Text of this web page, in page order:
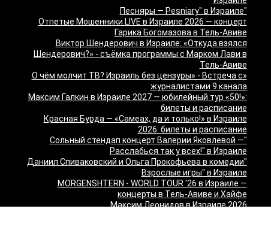
"Песняры — Pesniary" в Израиле
Отпетые Мошенники LIVE в Израиле 2026 — концерт
Гарика Богомазова в Тель-Авиве
Виктор Шендерович в Израиле: «Откуда взялся
Шендерович?» - съёмка программы с Марком Лави в
Тель-Авиве
«О чём молчит ТВ? Израиль без цензуры» - Встреча с
журналистами 9 канала
Максим Галкин в Израиле 2027 — юбилейный тур «50!»:
билеты и расписание
Красная Бурда — «Самеах, да и только!» в Израиле
2026: билеты и расписание
"Сольный стендап концерт Валерии Яковлевой —
Расслабься так у всех!" в Израиле
"Даниил Спиваковский и Ольга Прокофьева в комедии
Взрослые игры" в Израиле
MORGENSHTERN - WORLD TOUR '26 в Израиле —
концерты в Тель-Авиве и Хайфе
Максим Леонидов в Израиле 2026